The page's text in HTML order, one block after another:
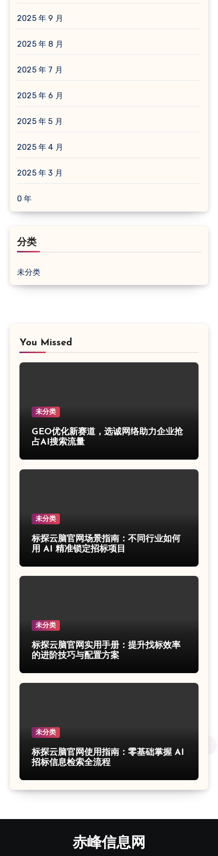
2025 年 9 月
2025 年 8 月
2025 年 7 月
2025 年 6 月
2025 年 5 月
2025 年 4 月
2025 年 3 月
0 年
分类
未分类
You Missed
未分类
GEO优化新赛道，选诚网络助力企业抢
占AI搜索流量
未分类
标探云脑官网场景指南：不同行业如何
用 AI 精准锁定招标项目
未分类
标探云脑官网实用手册：提升找标效率
的进阶技巧与配置方案
未分类
标探云脑官网使用指南：零基础掌握 AI
招标信息检索全流程
赤峰信息网